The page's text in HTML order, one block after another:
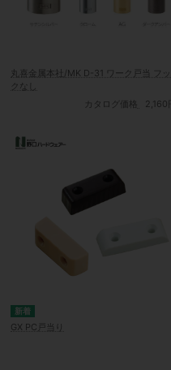
丸喜金属本社/MK D-31 ワーク戸当 フッ
クなし
カタログ価格
2,160
GX PC戸当り